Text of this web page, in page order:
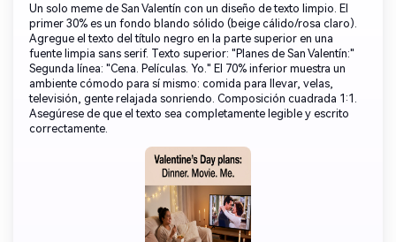
Un solo meme de San Valentín con un diseño de texto limpio. El
primer 30% es un fondo blando sólido (beige cálido/rosa claro).
Agregue el texto del título negro en la parte superior en una
fuente limpia sans serif. Texto superior: "Planes de San Valentín:"
Segunda línea: "Cena. Películas. Yo." El 70% inferior muestra un
ambiente cómodo para sí mismo: comida para llevar, velas,
televisión, gente relajada sonriendo. Composición cuadrada 1:1.
Asegúrese de que el texto sea completamente legible y escrito
correctamente.